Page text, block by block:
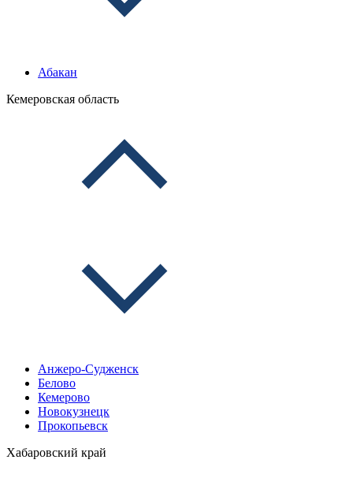
Абакан
Кемеровская область
Анжеро-Судженск
Белово
Кемерово
Новокузнецк
Прокопьевск
Хабаровский край